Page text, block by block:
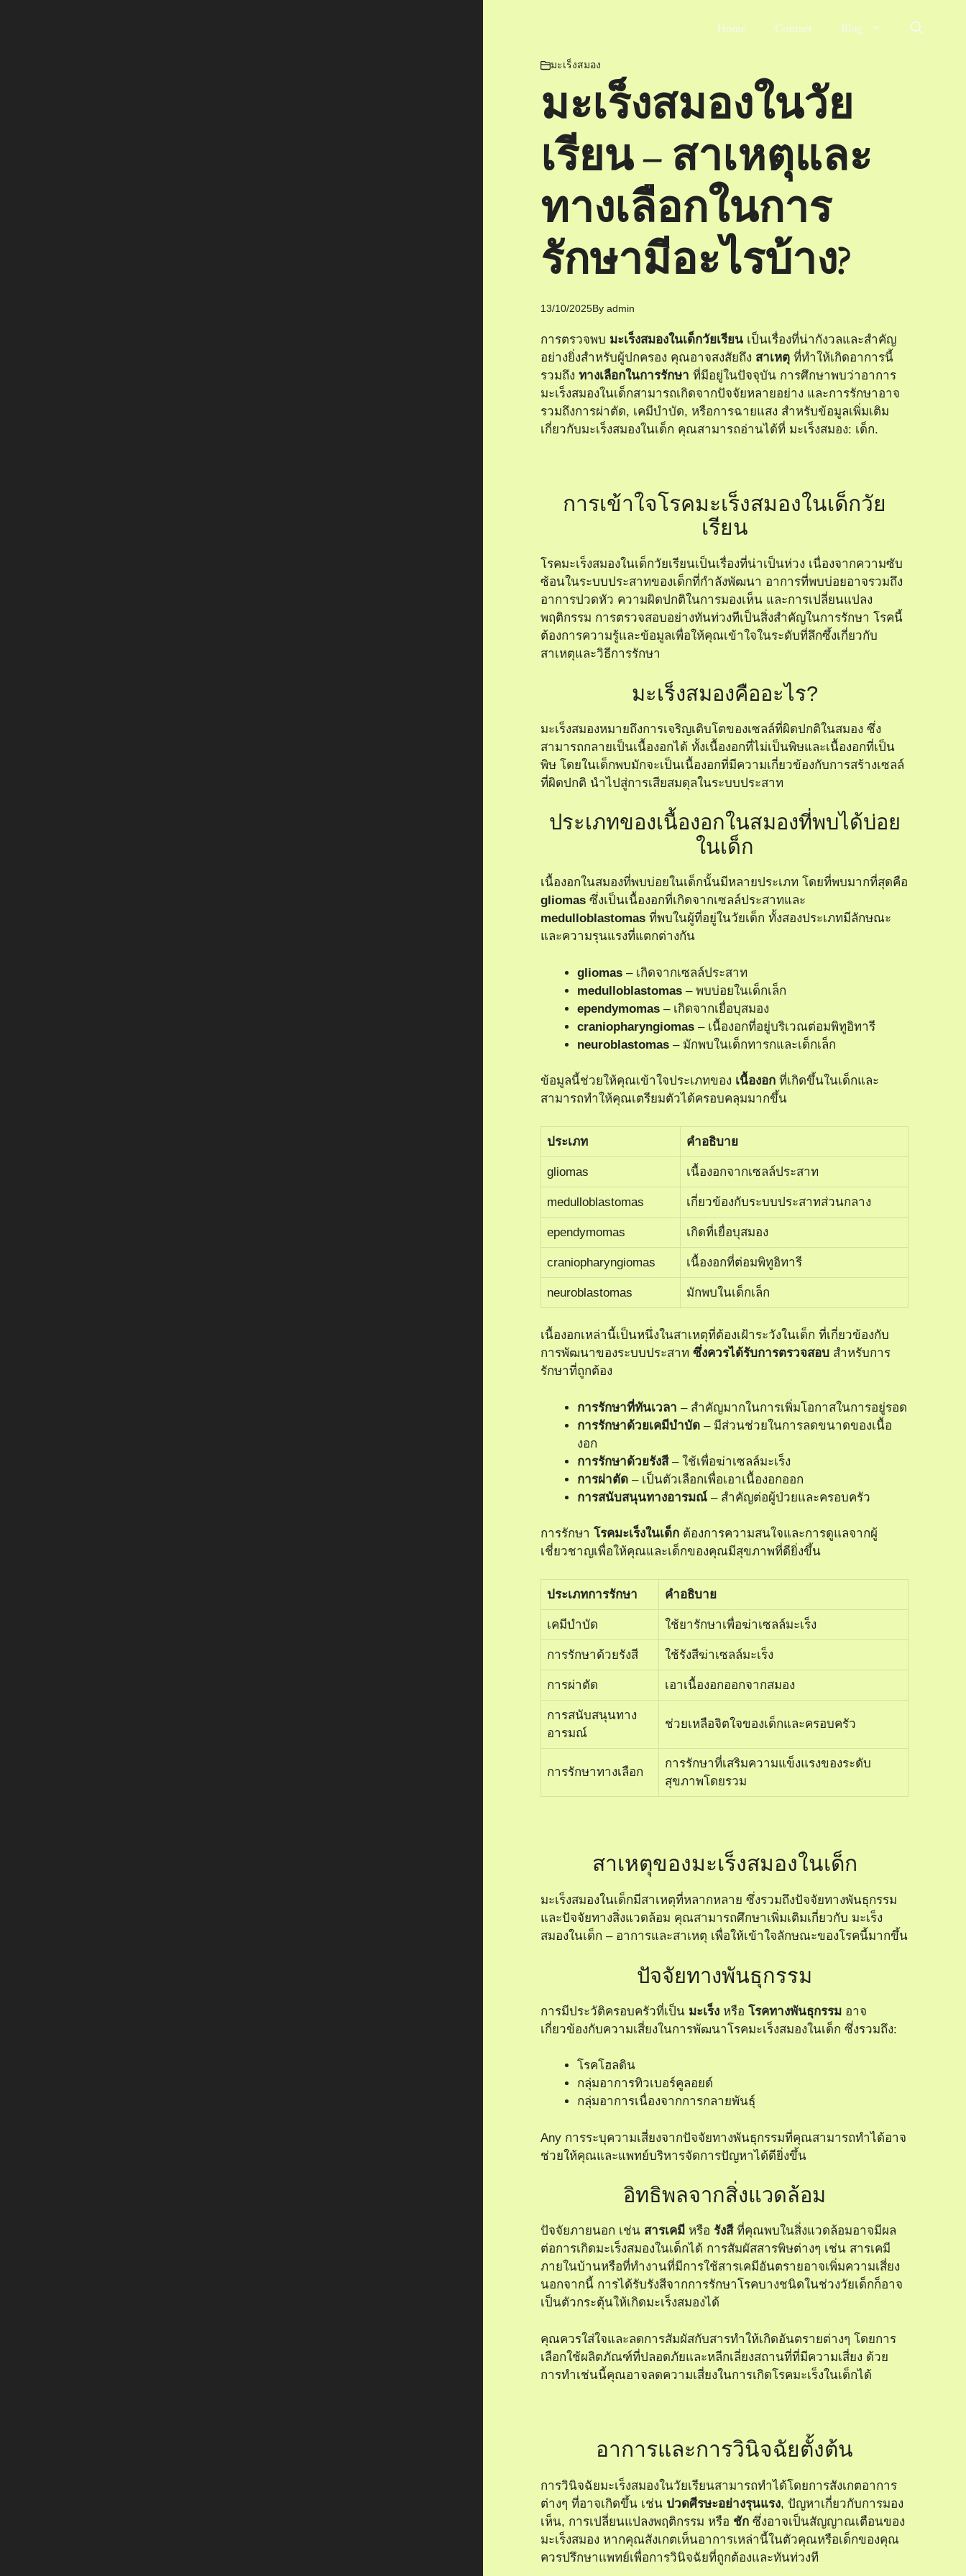
Home Contact Blog
มะเร็งสมอง
มะเร็งสมองในวัย
เรียน – สาเหตุและ
ทางเลือกในการ
รักษามีอะไรบ้าง?
13/10/2025By admin
การตรวจพบ มะเร็งสมองในเด็กวัยเรียน เป็นเรื่องที่น่ากังวลและสำคัญ
อย่างยิ่งสำหรับผู้ปกครอง คุณอาจสงสัยถึง สาเหตุ ที่ทำให้เกิดอาการนี้
รวมถึง ทางเลือกในการรักษา ที่มีอยู่ในปัจจุบัน การศึกษาพบว่าอาการ
มะเร็งสมองในเด็กสามารถเกิดจากปัจจัยหลายอย่าง และการรักษาอาจ
รวมถึงการผ่าตัด, เคมีบำบัด, หรือการฉายแสง สำหรับข้อมูลเพิ่มเติม
เกี่ยวกับมะเร็งสมองในเด็ก คุณสามารถอ่านได้ที่ มะเร็งสมอง: เด็ก.
การเข้าใจโรคมะเร็งสมองในเด็กวัย
เรียน
โรคมะเร็งสมองในเด็กวัยเรียนเป็นเรื่องที่น่าเป็นห่วง เนื่องจากความซับ
ซ้อนในระบบประสาทของเด็กที่กำลังพัฒนา อาการที่พบบ่อยอาจรวมถึง
อาการปวดหัว ความผิดปกติในการมองเห็น และการเปลี่ยนแปลง
พฤติกรรม การตรวจสอบอย่างทันท่วงทีเป็นสิ่งสำคัญในการรักษา โรคนี้
ต้องการความรู้และข้อมูลเพื่อให้คุณเข้าใจในระดับที่ลึกซึ้งเกี่ยวกับ
สาเหตุและวิธีการรักษา
มะเร็งสมองคืออะไร?
มะเร็งสมองหมายถึงการเจริญเติบโตของเซลล์ที่ผิดปกติในสมอง ซึ่ง
สามารถกลายเป็นเนื้องอกได้ ทั้งเนื้องอกที่ไม่เป็นพิษและเนื้องอกที่เป็น
พิษ โดยในเด็กพบมักจะเป็นเนื้องอกที่มีความเกี่ยวข้องกับการสร้างเซลล์
ที่ผิดปกติ นำไปสู่การเสียสมดุลในระบบประสาท
ประเภทของเนื้องอกในสมองที่พบได้บ่อย
ในเด็ก
เนื้องอกในสมองที่พบบ่อยในเด็กนั้นมีหลายประเภท โดยที่พบมากที่สุดคือ
gliomas ซึ่งเป็นเนื้องอกที่เกิดจากเซลล์ประสาทและ
medulloblastomas ที่พบในผู้ที่อยู่ในวัยเด็ก ทั้งสองประเภทมีลักษณะ
และความรุนแรงที่แตกต่างกัน
gliomas – เกิดจากเซลล์ประสาท
medulloblastomas – พบบ่อยในเด็กเล็ก
ependymomas – เกิดจากเยื่อบุสมอง
craniopharyngiomas – เนื้องอกที่อยู่บริเวณต่อมพิทูอิทารี
neuroblastomas – มักพบในเด็กทารกและเด็กเล็ก
ข้อมูลนี้ช่วยให้คุณเข้าใจประเภทของ เนื้องอก ที่เกิดขึ้นในเด็กและ
สามารถทำให้คุณเตรียมตัวได้ครอบคลุมมากขึ้น
ประเภท คำอธิบาย
gliomas เนื้องอกจากเซลล์ประสาท
medulloblastomas เกี่ยวข้องกับระบบประสาทส่วนกลาง
ependymomas เกิดที่เยื่อบุสมอง
craniopharyngiomas เนื้องอกที่ต่อมพิทูอิทารี
neuroblastomas มักพบในเด็กเล็ก
เนื้องอกเหล่านี้เป็นหนึ่งในสาเหตุที่ต้องเฝ้าระวังในเด็ก ที่เกี่ยวข้องกับ
การพัฒนาของระบบประสาท ซึ่งควรได้รับการตรวจสอบ สำหรับการ
รักษาที่ถูกต้อง
การรักษาที่ทันเวลา – สำคัญมากในการเพิ่มโอกาสในการอยู่รอด
การรักษาด้วยเคมีบำบัด – มีส่วนช่วยในการลดขนาดของเนื้อ
งอก
การรักษาด้วยรังสี– ใช้เพื่อฆ่าเซลล์มะเร็ง
การผ่าตัด – เป็นตัวเลือกเพื่อเอาเนื้องอกออก
การสนับสนุนทางอารมณ์ – สำคัญต่อผู้ป่วยและครอบครัว
การรักษา โรคมะเร็งในเด็ก ต้องการความสนใจและการดูแลจากผู้
เชี่ยวชาญเพื่อให้คุณและเด็กของคุณมีสุขภาพที่ดียิ่งขึ้น
ประเภทการรักษา คำอธิบาย
เคมีบำบัด ใช้ยารักษาเพื่อฆ่าเซลล์มะเร็ง
การรักษาด้วยรังสี ใช้รังสีฆ่าเซลล์มะเร็ง
การผ่าตัด เอาเนื้องอกออกจากสมอง
การสนับสนุนทาง
อารมณ์
ช่วยเหลือจิตใจของเด็กและครอบครัว
การรักษาทางเลือก
การรักษาที่เสริมความแข็งแรงของระดับ
สุขภาพโดยรวม
สาเหตุของมะเร็งสมองในเด็ก
มะเร็งสมองในเด็กมีสาเหตุที่หลากหลาย ซึ่งรวมถึงปัจจัยทางพันธุกรรม
และปัจจัยทางสิ่งแวดล้อม คุณสามารถศึกษาเพิ่มเติมเกี่ยวกับ มะเร็ง
สมองในเด็ก – อาการและสาเหตุ เพื่อให้เข้าใจลักษณะของโรคนี้มากขึ้น
ปัจจัยทางพันธุกรรม
การมีประวัติครอบครัวที่เป็น มะเร็ง หรือ โรคทางพันธุกรรม อาจ
เกี่ยวข้องกับความเสี่ยงในการพัฒนาโรคมะเร็งสมองในเด็ก ซึ่งรวมถึง:
โรคโฮลดิน
กลุ่มอาการทิวเบอร์คูลอยด์
กลุ่มอาการเนื่องจากการกลายพันธุ์
Any การระบุความเสี่ยงจากปัจจัยทางพันธุกรรมที่คุณสามารถทำได้อาจ
ช่วยให้คุณและแพทย์บริหารจัดการปัญหาได้ดียิ่งขึ้น
อิทธิพลจากสิ่งแวดล้อม
ปัจจัยภายนอก เช่น สารเคมี หรือ รังสีที่คุณพบในสิ่งแวดล้อมอาจมีผล
ต่อการเกิดมะเร็งสมองในเด็กได้ การสัมผัสสารพิษต่างๆ เช่น สารเคมี
ภายในบ้านหรือที่ทำงานที่มีการใช้สารเคมีอันตรายอาจเพิ่มความเสี่ยง
นอกจากนี้ การได้รับรังสีจากการรักษาโรคบางชนิดในช่วงวัยเด็กก็อาจ
เป็นตัวกระตุ้นให้เกิดมะเร็งสมองได้
คุณควรใส่ใจและลดการสัมผัสกับสารทำให้เกิดอันตรายต่างๆ โดยการ
เลือกใช้ผลิตภัณฑ์ที่ปลอดภัยและหลีกเลี่ยงสถานที่ที่มีความเสี่ยง ด้วย
การทำเช่นนี้คุณอาจลดความเสี่ยงในการเกิดโรคมะเร็งในเด็กได้
อาการและการวินิจฉัยตั้งต้น
การวินิจฉัยมะเร็งสมองในวัยเรียนสามารถทำได้โดยการสังเกตอาการ
ต่างๆ ที่อาจเกิดขึ้น เช่น ปวดศีรษะอย่างรุนแรง, ปัญหาเกี่ยวกับการมอง
เห็น, การเปลี่ยนแปลงพฤติกรรม หรือ ชัก ซึ่งอาจเป็นสัญญาณเตือนของ
มะเร็งสมอง หากคุณสังเกตเห็นอาการเหล่านี้ในตัวคุณหรือเด็กของคุณ
ควรปรึกษาแพทย์เพื่อการวินิจฉัยที่ถูกต้องและทันท่วงที